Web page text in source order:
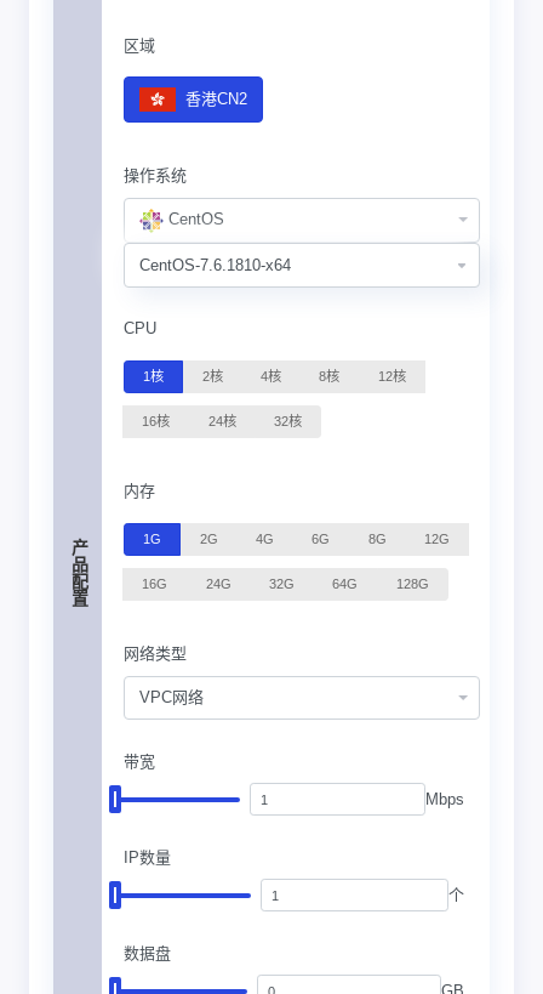
产品配置
区域
香港CN2
操作系统
CentOS
CPU
1核 2核 4核 8核 12核
16核 24核 32核
内存
1G 2G 4G 6G 8G 12G
16G 24G 32G 64G 128G
网络类型
VPC网络
带宽
Mbps
IP数量
个
数据盘